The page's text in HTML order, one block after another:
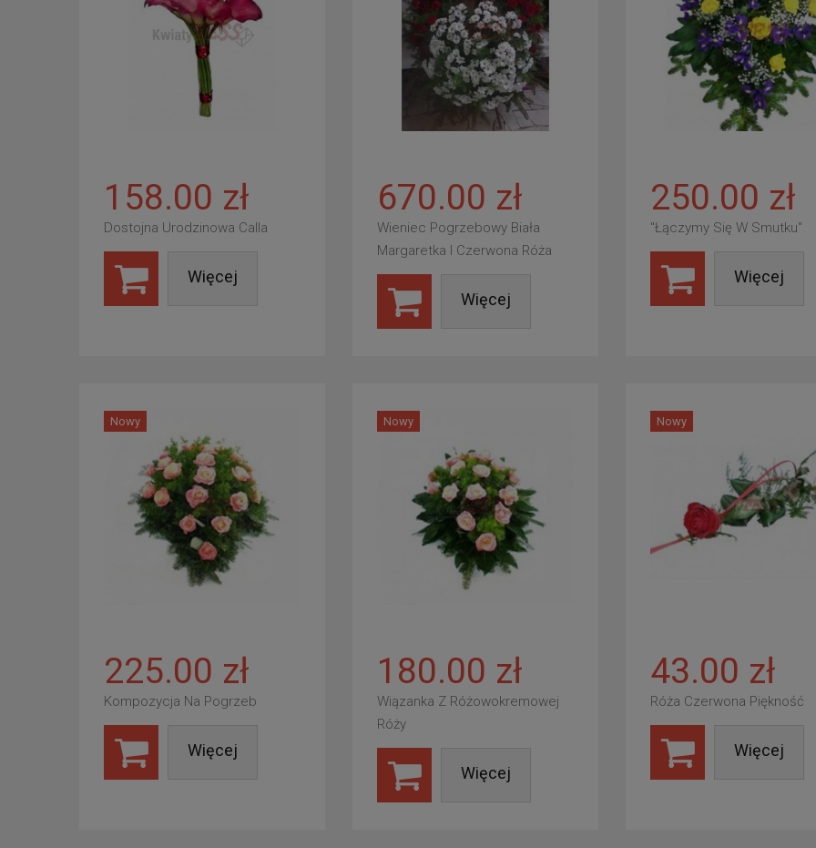
158.00 zł
Dostojna Urodzinowa Calla
Więcej
670.00 zł
Wieniec Pogrzebowy Biała
Margaretka I Czerwona Róża
Więcej
250.00 zł
"Łączymy Się W Smutku"
Więcej
Nowy
225.00 zł
Kompozycja Na Pogrzeb
Więcej
Nowy
180.00 zł
Wiązanka Z Różowokremowej
Róży
Więcej
Nowy
43.00 zł
Róża Czerwona Piękność
Więcej